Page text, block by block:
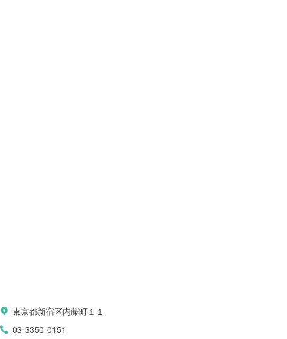
東京都新宿区内藤町１１
03-3350-0151